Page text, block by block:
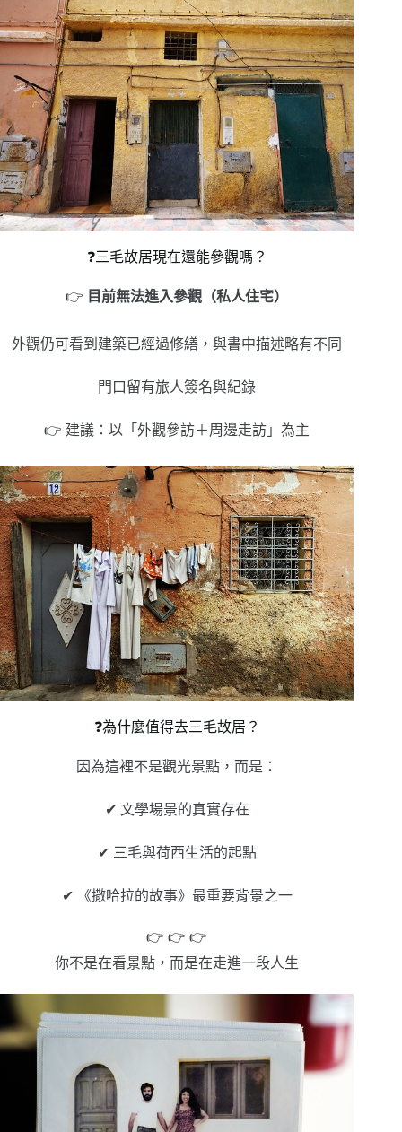
❓三毛故居現在還能參觀嗎？
👉 目前無法進入參觀（私人住宅）
外觀仍可看到建築已經過修繕，與書中描述略有不同
門口留有旅人簽名與紀錄
👉 建議：以「外觀參訪＋周邊走訪」為主
❓為什麼值得去三毛故居？
因為這裡不是觀光景點，而是：
✔ 文學場景的真實存在
✔ 三毛與荷西生活的起點
✔ 《撒哈拉的故事》最重要背景之一
👉 👉 👉
你不是在看景點，而是在走進一段人生